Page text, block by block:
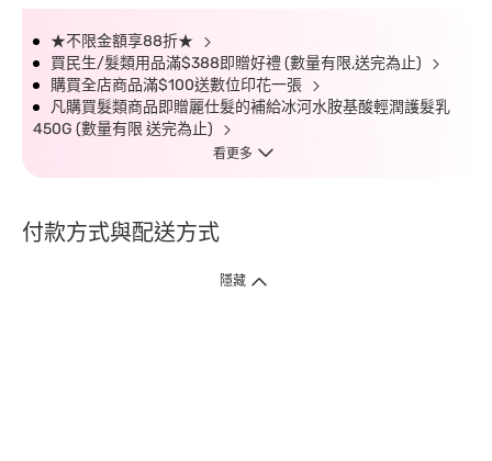
★不限金額享88折★
買民生/髮類用品滿$388即贈好禮 (數量有限,送完為止)
購買全店商品滿$100送數位印花一張
凡購買髮類商品即贈麗仕髮的補給冰河水胺基酸輕潤護髮乳
450G (數量有限 送完為止)
看更多
付款方式與配送方式
隱藏